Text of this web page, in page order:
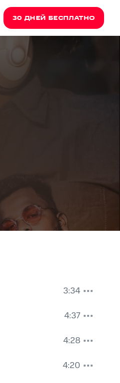
30 ДНЕЙ БЕСПЛАТНО
3:34
4:37
4:28
4:20